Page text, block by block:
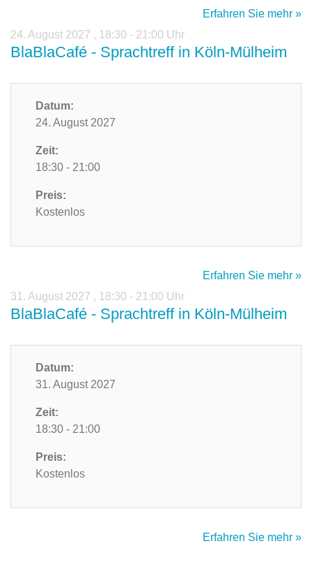
Erfahren Sie mehr »
24. August 2027 , 18:30 - 21:00 Uhr
BlaBlaCafé - Sprachtreff in Köln-Mülheim
Datum:
24. August 2027
Zeit:
18:30 - 21:00
Preis:
Kostenlos
Erfahren Sie mehr »
31. August 2027 , 18:30 - 21:00 Uhr
BlaBlaCafé - Sprachtreff in Köln-Mülheim
Datum:
31. August 2027
Zeit:
18:30 - 21:00
Preis:
Kostenlos
Erfahren Sie mehr »